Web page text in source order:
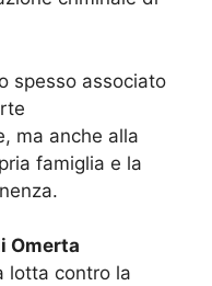
spesso associato
ma anche alla
famiglia e la
Omerta
lotta contro la